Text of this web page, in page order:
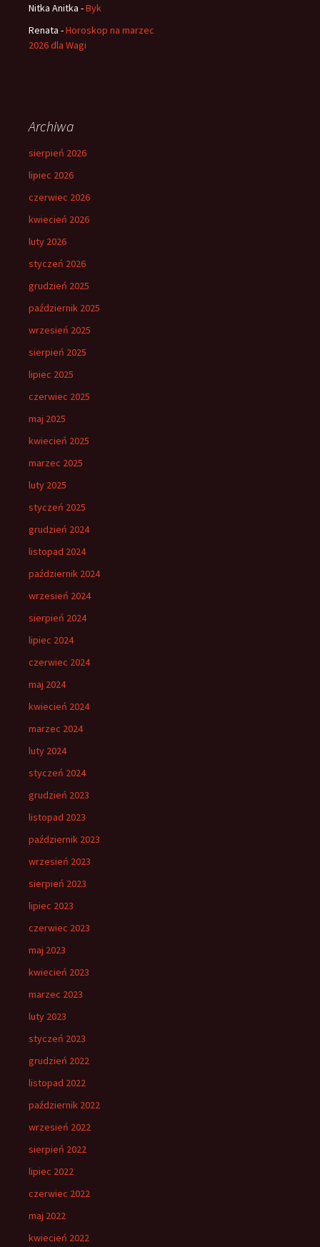
Nitka Anitka -Byk
Renata -Horoskop na marzec
2026 dla Wagi
Archiwa
sierpień 2026
lipiec 2026
czerwiec 2026
kwiecień 2026
luty 2026
styczeń 2026
grudzień 2025
październik 2025
wrzesień 2025
sierpień 2025
lipiec 2025
czerwiec 2025
maj 2025
kwiecień 2025
marzec 2025
luty 2025
styczeń 2025
grudzień 2024
listopad 2024
październik 2024
wrzesień 2024
sierpień 2024
lipiec 2024
czerwiec 2024
maj 2024
kwiecień 2024
marzec 2024
luty 2024
styczeń 2024
grudzień 2023
listopad 2023
październik 2023
wrzesień 2023
sierpień 2023
lipiec 2023
czerwiec 2023
maj 2023
kwiecień 2023
marzec 2023
luty 2023
styczeń 2023
grudzień 2022
listopad 2022
październik 2022
wrzesień 2022
sierpień 2022
lipiec 2022
czerwiec 2022
maj 2022
kwiecień 2022